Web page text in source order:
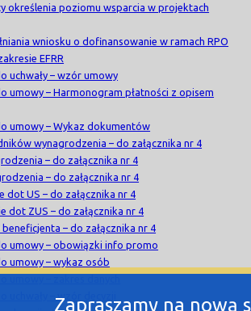
określenia poziomu wsparcia w projektach
wniosku o dofinansowanie w ramach RPO
EFRR
uchwały – wzór umowy
umowy – Harmonogram płatności z opisem
umowy – Wykaz dokumentów
wynagrodzenia – do załącznika nr 4
– do załącznika nr 4
– do załącznika nr 4
dot US – do załącznika nr 4
dot ZUS – do załącznika nr 4
– do załącznika nr 4
umowy – obowiązki info promo
umowy – wykaz osób
Zapraszamy na nową